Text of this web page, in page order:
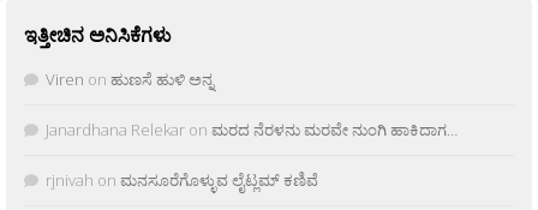
ಇತ್ತೀಚಿನ ಅನಿಸಿಕೆಗಳು
Viren on ಹುಣಸೆ ಹುಳಿ ಅನ್ನ
Janardhana Relekar on ಮರದ ನೆರಳನು ಮರವೇ ನುಂಗಿ ಹಾಕಿದಾಗ…
rjnivah on ಮನಸೂರೆಗೊಳ್ಳುವ ಲೈಟ್ಲಮ್ ಕಣಿವೆ